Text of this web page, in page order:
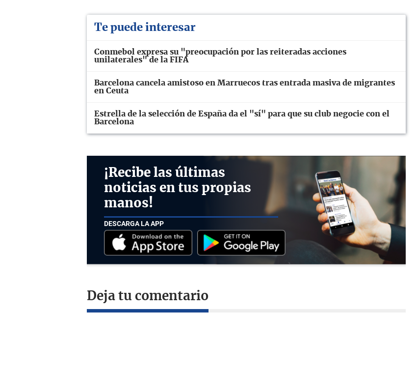
Te puede interesar
Conmebol expresa su "preocupación por las reiteradas acciones
unilaterales" de la FIFA
Barcelona cancela amistoso en Marruecos tras entrada masiva de migrantes
en Ceuta
Estrella de la selección de España da el "sí" para que su club negocie con el
Barcelona
¡Recibe las últimas
noticias en tus propias
manos!
DESCARGA LA APP
Deja tu comentario